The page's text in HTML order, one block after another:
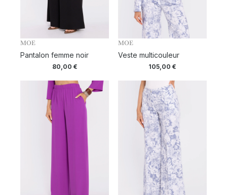
MOE
Pantalon femme noir
80,00 €
MOE
Veste multicouleur
105,00 €